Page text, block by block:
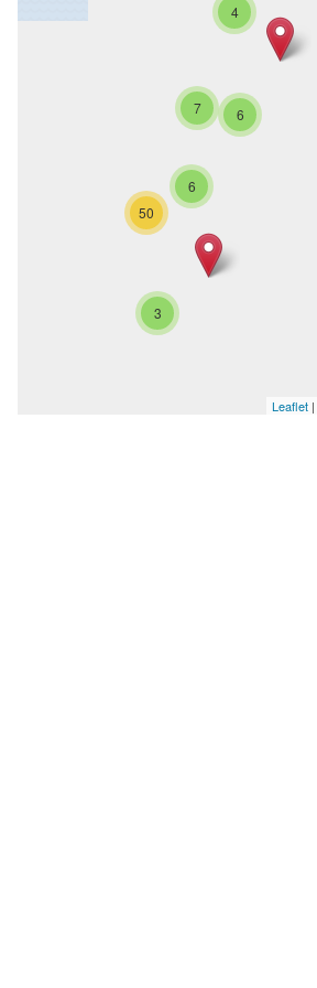
3
4
6
6
7
50
Leaflet |